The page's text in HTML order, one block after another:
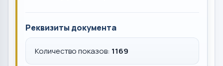
Реквизиты документа
Количество показов: 1169